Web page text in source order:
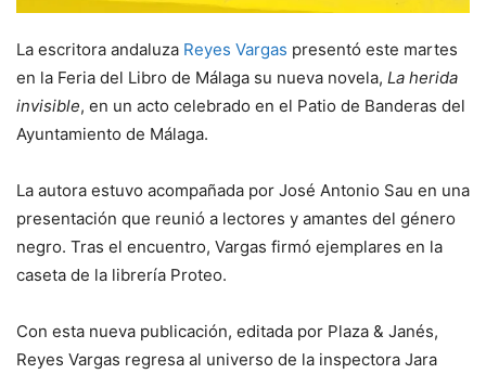
La escritora andaluza Reyes Vargas presentó este martes
en la Feria del Libro de Málaga su nueva novela, La herida
invisible, en un acto celebrado en el Patio de Banderas del
Ayuntamiento de Málaga.
La autora estuvo acompañada por José Antonio Sau en una
presentación que reunió a lectores y amantes del género
negro. Tras el encuentro, Vargas firmó ejemplares en la
caseta de la librería Proteo.
Con esta nueva publicación, editada por Plaza & Janés,
Reyes Vargas regresa al universo de la inspectora Jara